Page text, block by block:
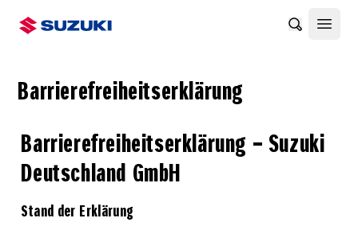
Barrierefreiheitserklärung
Barrierefreiheitserklärung – Suzuki
Deutschland GmbH
Stand der Erklärung